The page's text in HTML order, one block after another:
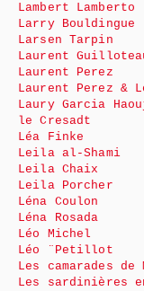
Lambert Lamberto
Larry Bouldingue
Larsen Tarpin
Laurent
Laurent Perez
Laurent Perez &
Laury Garcia
le Cresadt
Léa Finke
Leila al-Shami
Leila Chaix
Leila Porcher
Léna Coulon
Léna Rosada
Léo Michel
Léo ¨Petillot
Les camarades de
Les sardinières